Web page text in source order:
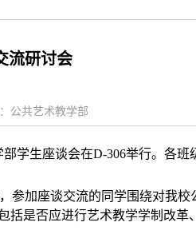
流研讨会
公共艺术教学部
部学生座谈会在D-306举行。各班
加座谈交流的同学围绕对我校
是否应进行艺术教学学制改革